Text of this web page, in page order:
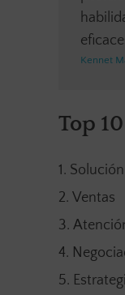
Kennet
Top
Ventas